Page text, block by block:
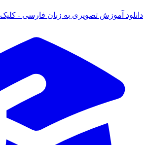
آموزش تصویری به زبان فارسی - کلیک کنید